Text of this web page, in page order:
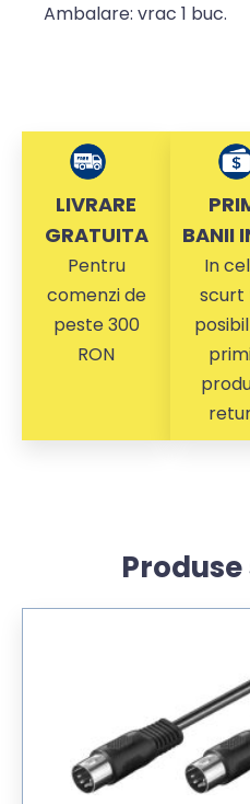
Ambalare: vrac 1 buc.
LIVRARE
GRATUITA
Pentru
comenzi de
peste 300
RON
BANII
In
scurt